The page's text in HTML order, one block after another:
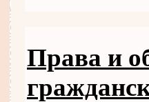
Права и